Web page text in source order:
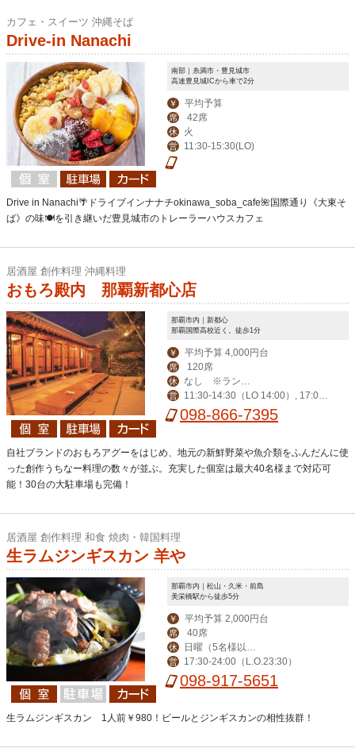
カフェ・スイーツ 沖縄そば
Drive-in Nanachi
南部｜糸満市・豊見城市
高速豊見城ICから車で2分
￥ 平均予算
席 42席
休 火
営 11:30-15:30(LO)
Drive in Nanachi🌴ドライブインナナチokinawa_soba_cafe🌺国際通り《大東そ
ば》の味🍽を引き継いだ豊見城市のトレーラーハウスカフェ
居酒屋 創作料理 沖縄料理
おもろ殿内 那覇新都心店
那覇市内｜新都心
那覇国際高校近く。徒歩1分
￥ 平均予算 4,000円台
席 120席
休
タイムのみ1月1日～
3日まで休業致しま
営
11:30-14:30（LO 14:00）, 17:00-
24:00（LO 23:00）
098-866-7395
自社ブランドのおもろアグーをはじめ、地元の新鮮野菜や魚介類をふんだんに使
った創作うちなー料理の数々が並ぶ。充実した個室は最大40名様まで対応可
能！30台の大駐車場も完備！
居酒屋 創作料理 和食 焼肉・韓国料理
生ラムジンギスカン 羊や
那覇市内｜松山・久米・前島
美栄橋駅から徒歩5分
￥ 平均予算 2,000円台
席 40席
休
のご予約で営業）・
年末年始（12月30日
営 17:30-24:00（L.O.23:30）
098-917-5651
生ラムジンギスカン 1人前￥980！ビールとジンギスカンの相性抜群！